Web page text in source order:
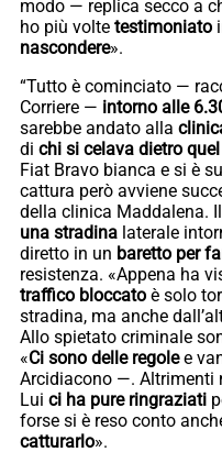
modo — replica secco a
ho più volte testimoniato
nascondere».
“Tutto è cominciato —
Corriere — intorno alle
sarebbe andato alla
di chi si celava dietro
Fiat Bravo bianca e si è
cattura però avviene
della clinica Maddalena.
una stradina laterale
diretto in un baretto per
resistenza. «Appena ha
traffico bloccato è solo
stradina, ma anche
Allo spietato criminale
«Ci sono delle regolee
Arcidiacono —. Altrimenti
Lui ci ha pure ringraziati
forse si è reso conto
catturarlo».